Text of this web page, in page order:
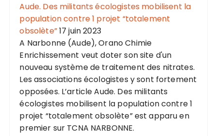
Aude. Des militants écologistes mobilisent la
population contre 1 projet “totalement
obsolète”17 juin 2023
A Narbonne (Aude), Orano Chimie
Enrichissement veut doter son site d'un
nouveau système de traitement des nitrates.
Les associations écologistes y sont fortement
opposées. L’article Aude. Des militants
écologistes mobilisent la population contre 1
projet “totalement obsolète” est apparu en
premier sur TCNA NARBONNE.